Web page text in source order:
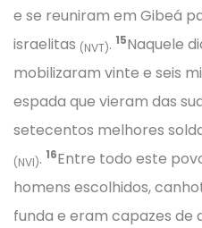
e se reuniram em Gibeá
israelitas (NVT). 15Naquele
mobilizaram vinte e seis
espada que vieram das
setecentos melhores
(NVI). 16Entre todo este
homens escolhidos,
funda e eram capazes